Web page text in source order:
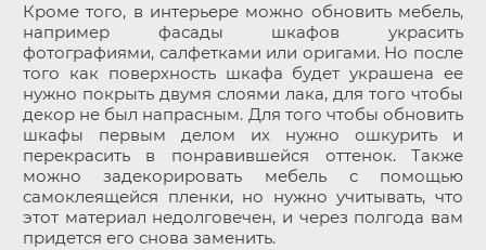
Кроме того, в интерьере можно обновить мебель,
например фасады шкафов украсить
фотографиями, салфетками или оригами. Но после
того как поверхность шкафа будет украшена ее
нужно покрыть двумя слоями лака, для того чтобы
декор не был напрасным. Для того чтобы обновить
шкафы первым делом их нужно ошкурить и
перекрасить в понравившейся оттенок. Также
можно задекорировать мебель с помощью
самоклеящейся пленки, но нужно учитывать, что
этот материал недолговечен, и через полгода вам
придется его снова заменить.